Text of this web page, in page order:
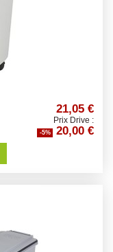
21,05 €
Prix Drive :
-5% 20,00 €